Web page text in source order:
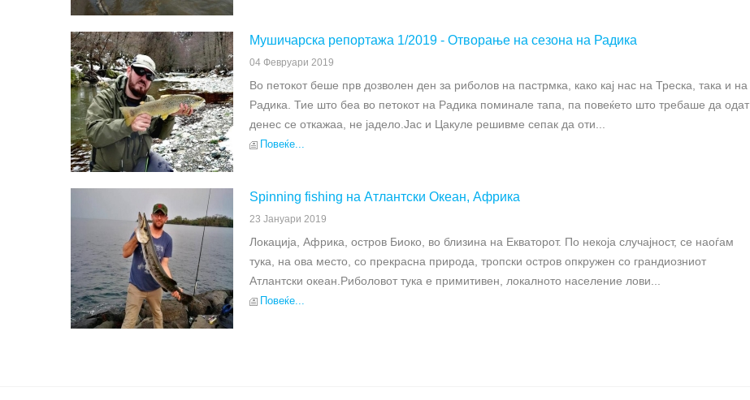
Мушичарска репортажа 1/2019 - Отворање на сезона на Радика
04 Февруари 2019
Во петокот беше прв дозволен ден за риболов на пастрмка, како кај нас на Треска, така и на
Радика. Тие што беа во петокот на Радика поминале тапа, па повеќето што требаше да одат
денес се откажаа, не јадело.Јас и Цакуле решивме сепак да оти...
Повеќе...
Spinning fishing на Атлантски Океан, Африка
23 Јануари 2019
Локација, Африка, остров Биоко, во близина на Екваторот. По некоја случајност, се наоѓам
тука, на ова место, со прекрасна природа, тропски остров опкружен со грандиозниот
Атлантски океан.Риболовот тука е примитивен, локалното население лови...
Повеќе...